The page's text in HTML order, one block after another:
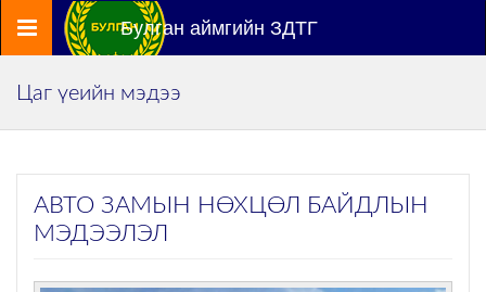
Цэс Булган аймгийн ЗДТГ
Цаг үеийн мэдээ
АВТО ЗАМЫН НӨХЦӨЛ БАЙДЛЫН
МЭДЭЭЛЭЛ